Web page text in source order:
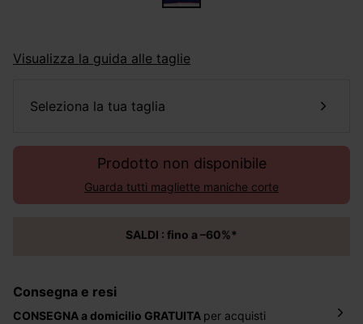
Visualizza la guida alle taglie
seleziona la tua taglia
Prodotto non disponibile
Guarda tutti magliette maniche corte
SALDI : fino a –60%*
Consegna e resi
CONSEGNA a domicilio GRATUITA per acquisti